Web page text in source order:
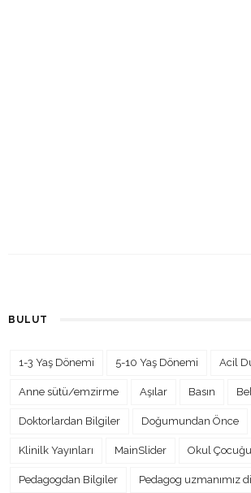
BULUT
1-3 Yaş Dönemi 5-10 Yaş Dönemi Acil
Anne sütü/emzirme Aşılar Basın
Doktorlardan Bilgiler Doğumundan Önce
Klinilk Yayınları MainSlider Okul Çocuğu
Pedagogdan Bilgiler Pedagog uzmanımız